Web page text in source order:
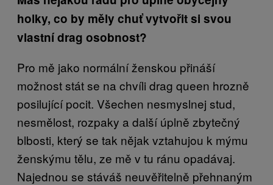
holky, co by měly chuť vytvořit si svou
vlastní drag osobnost?
Pro mě jako normální ženskou přináší
možnost stát se na chvíli drag queen hrozně
posilující pocit. Všechen nesmyslnej stud,
nesmělost, rozpaky a další úplně zbytečný
blbosti, který se tak nějak vztahujou k mýmu
ženskýmu tělu, ze mě v tu ránu opadávaj.
Najednou se stáváš neuvěřitelně přehnaným